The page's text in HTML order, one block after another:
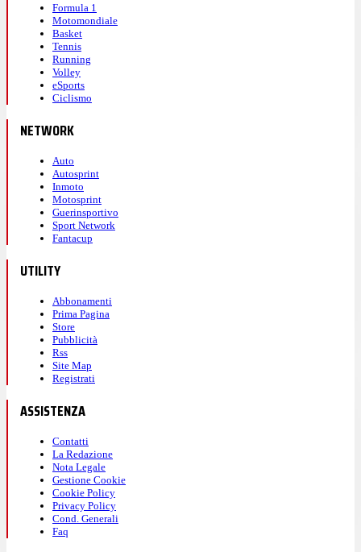
Formula 1
Motomondiale
Basket
Tennis
Running
Volley
eSports
Ciclismo
NETWORK
Auto
Autosprint
Inmoto
Motosprint
Guerinsportivo
Sport Network
Fantacup
UTILITY
Abbonamenti
Prima Pagina
Store
Pubblicità
Rss
Site Map
Registrati
ASSISTENZA
Contatti
La Redazione
Nota Legale
Gestione Cookie
Cookie Policy
Privacy Policy
Cond. Generali
Faq